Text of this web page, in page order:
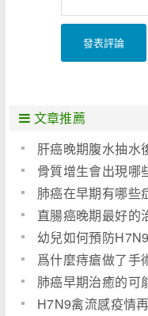
發表評論
文章推薦
肝癌晚期腹水抽水
骨質增生會出現哪
肺癌在早期有哪些
直腸癌晚期最好的
幼兒如何預防
爲什麼痔瘡做了手
肺癌早期治癒的可
H7N9禽流感疫情